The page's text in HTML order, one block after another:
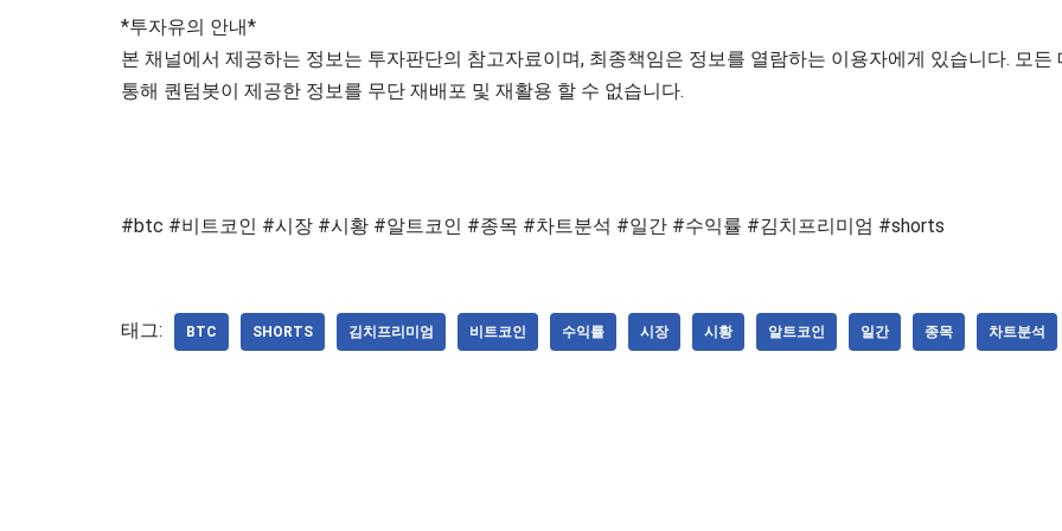
*투자유의 안내*
본 채널에서 제공하는 정보는 투자판단의 참고자료이며, 최종책임은 정보를 열람하는 이용자에게 있습니다. 모든
통해 퀀텀봇이 제공한 정보를 무단 재배포 및 재활용 할 수 없습니다.
#btc #비트코인 #시장 #시황 #알트코인 #종목 #차트분석 #일간 #수익률 #김치프리미엄 #shorts
태그: BTC SHORTS 김치프리미엄 비트코인 수익률 시장 시황 알트코인 일간 종목 차트분석